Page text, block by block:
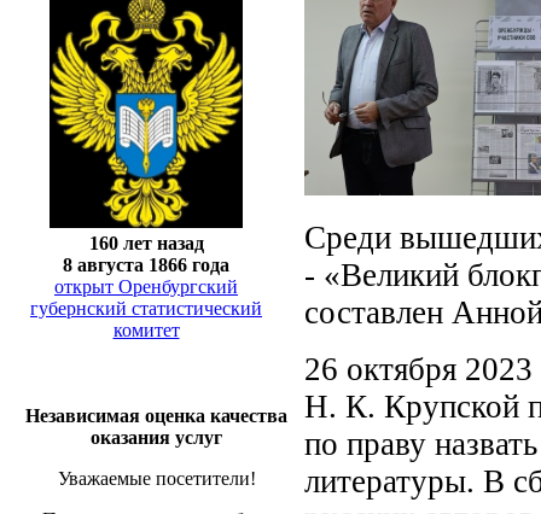
160 лет назад
8 августа 1866 года
открыт Оренбургский
губернский статистический
комитет
Независимая оценка качества
оказания услуг
Уважаемые посетители!
Среди вышедших
- «Великий
составлен
26 октября
Н. К. Крупской
по праву
литературы. В